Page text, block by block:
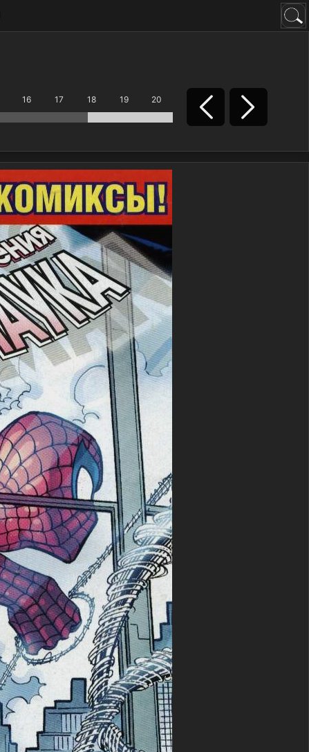
16 17 18 19 20